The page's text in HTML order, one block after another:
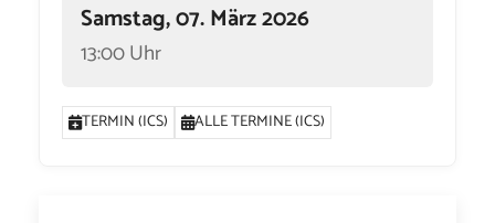
Samstag, 07. März 2026
13:00 Uhr
TERMIN (ICS) ALLE TERMINE (ICS)